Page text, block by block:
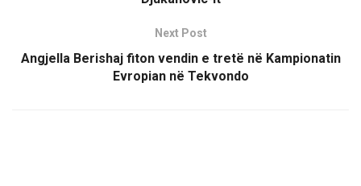
Next Post
Angjella Berishaj fiton vendin e tretë në Kampionatin
Evropian në Tekvondo